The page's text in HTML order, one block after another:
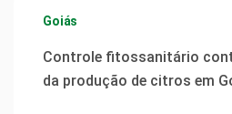
Goiás
Controle fitossanitário
da produção de citros em